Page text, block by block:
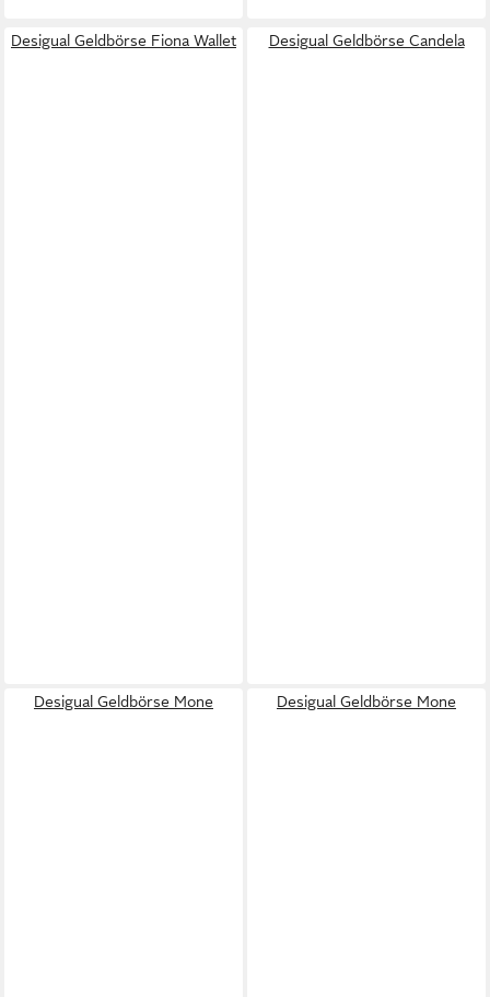
Desigual Geldbörse Fiona Wallet Desigual Geldbörse Candela
Desigual Geldbörse Mone Desigual Geldbörse Mone